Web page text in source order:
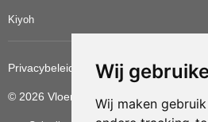
Wij
Wij maken
Kiyoh
Privacybeleid Cookiebeleid Update
© 2026 Vloerbedekkingvoordelig